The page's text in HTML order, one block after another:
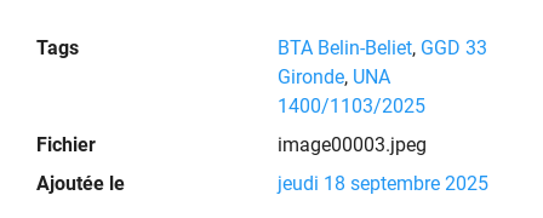
Tags BTA Belin-Beliet, GGD 33
Gironde, UNA
1400/1103/2025
Fichier
image00003.jpeg
Ajoutée le
jeudi 18 septembre 2025